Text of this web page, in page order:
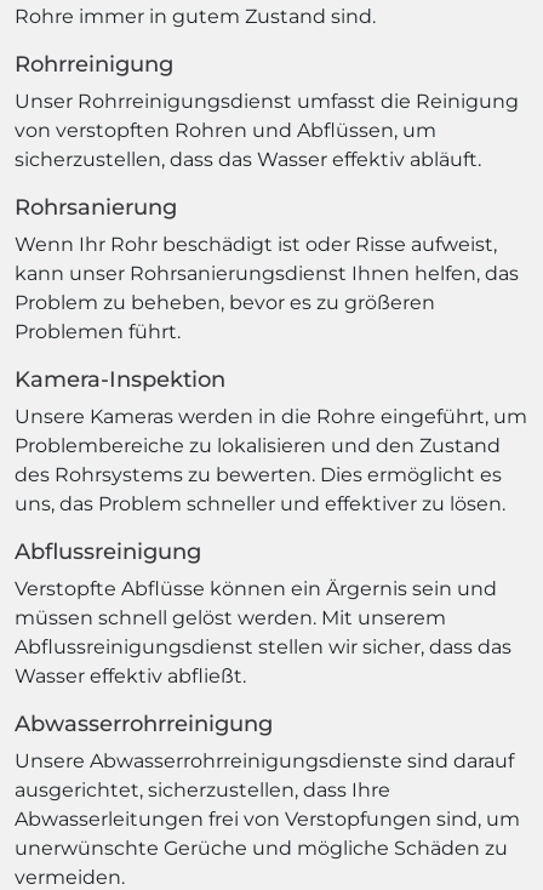
Rohre immer in gutem Zustand sind.
Rohrreinigung
Unser Rohrreinigungsdienst umfasst die Reinigung
von verstopften Rohren und Abflüssen, um
sicherzustellen, dass das Wasser effektiv abläuft.
Rohrsanierung
Wenn Ihr Rohr beschädigt ist oder Risse aufweist,
kann unser Rohrsanierungsdienst Ihnen helfen, das
Problem zu beheben, bevor es zu größeren
Problemen führt.
Kamera-Inspektion
Unsere Kameras werden in die Rohre eingeführt, um
Problembereiche zu lokalisieren und den Zustand
des Rohrsystems zu bewerten. Dies ermöglicht es
uns, das Problem schneller und effektiver zu lösen.
Abflussreinigung
Verstopfte Abflüsse können ein Ärgernis sein und
müssen schnell gelöst werden. Mit unserem
Abflussreinigungsdienst stellen wir sicher, dass das
Wasser effektiv abfließt.
Abwasserrohrreinigung
Unsere Abwasserrohrreinigungsdienste sind darauf
ausgerichtet, sicherzustellen, dass Ihre
Abwasserleitungen frei von Verstopfungen sind, um
unerwünschte Gerüche und mögliche Schäden zu
vermeiden.